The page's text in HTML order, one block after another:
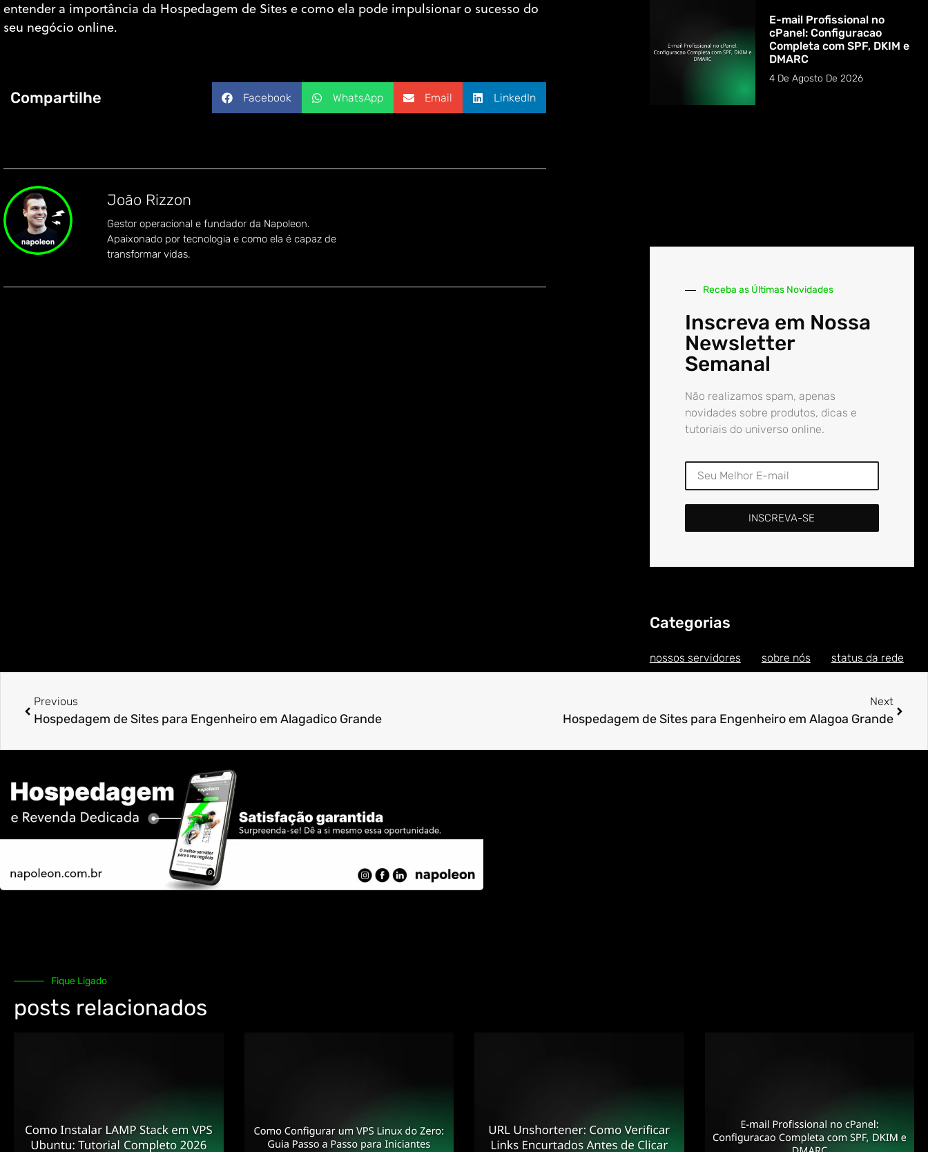
entender a importância da Hospedagem de Sites e como ela pode impulsionar o sucesso do
seu negócio online.
Compartilhe Facebook WhatsApp Email LinkedIn
João Rizzon
Gestor operacional e fundador da Napoleon.
Apaixonado por tecnologia e como ela é capaz de
transformar vidas.
E-mail Profissional no
cPanel: Configuracao
Completa com SPF, DKIM e
DMARC
4 De Agosto De 2026
Receba as Últimas Novidades
Inscreva em Nossa
Newsletter
Semanal
Não realizamos spam, apenas
novidades sobre produtos, dicas e
tutoriais do universo online.
INSCREVA-SE
Categorias
nossos servidores sobre nós status da rede
Previous
Hospedagem de Sites para Engenheiro em Alagadico Grande
Next
Hospedagem de Sites para Engenheiro em Alagoa Grande
Fique Ligado
posts relacionados